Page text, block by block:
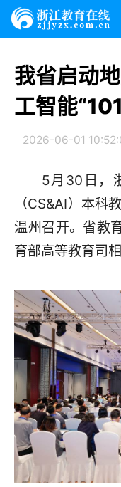
我省启动
工智能
2026-06-01
5月30日，
（CS&AI）本科
温州召开。省教
育部高等教育司